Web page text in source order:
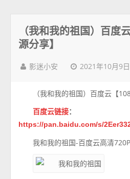
（我和我的祖国）百度
源分享】
影迷小安 2021年10月9日
（我和我的祖国）百度云【
百度云链接：
https://pan.baidu.com/s/
我和我的祖国-百度云高清